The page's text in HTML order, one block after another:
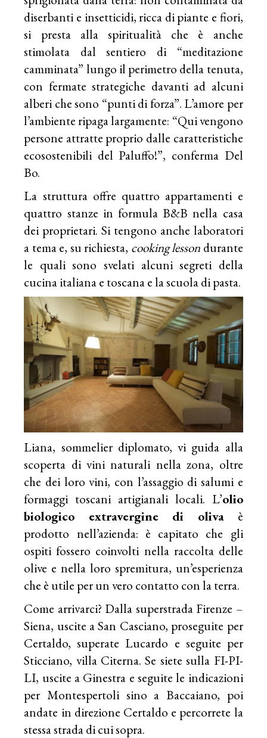
diserbanti e insetticidi, ricca di piante e fiori,
si presta alla spiritualità che è anche
stimolata dal sentiero di “meditazione
camminata” lungo il perimetro della tenuta,
con fermate strategiche davanti ad alcuni
alberi che sono “punti di forza”. L’amore per
l’ambiente ripaga largamente: “Qui vengono
persone attratte proprio dalle caratteristiche
ecosostenibili del Paluffo!”, conferma Del
Bo.
La struttura offre quattro appartamenti e
quattro stanze in formula B&B nella casa
dei proprietari. Si tengono anche laboratori
a tema e, su richiesta, cooking lesson durante
le quali sono svelati alcuni segreti della
cucina italiana e toscana e la scuola di pasta.
Liana, sommelier diplomato, vi guida alla
scoperta di vini naturali nella zona, oltre
che dei loro vini, con l’assaggio di salumi e
formaggi toscani artigianali locali. L’olio
biologico extravergine di oliva è
prodotto nell’azienda: è capitato che gli
ospiti fossero coinvolti nella raccolta delle
olive e nella loro spremitura, un’esperienza
che è utile per un vero contatto con la terra.
Come arrivarci? Dalla superstrada Firenze –
Siena, uscite a San Casciano, proseguite per
Certaldo, superate Lucardo e seguite per
Sticciano, villa Citerna. Se siete sulla FI-PI-
LI, uscite a Ginestra e seguite le indicazioni
per Montespertoli sino a Baccaiano, poi
andate in direzione Certaldo e percorrete la
stessa strada di cui sopra.